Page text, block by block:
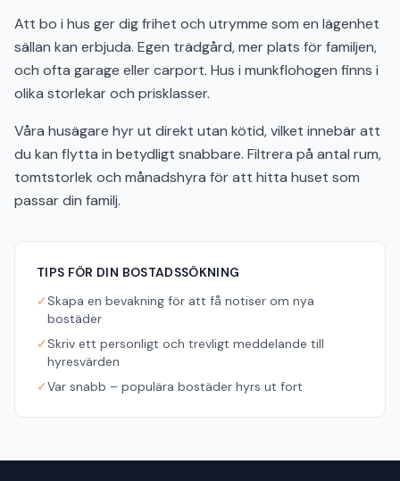
Att bo i hus ger dig frihet och utrymme som en lägenhet
sällan kan erbjuda. Egen trädgård, mer plats för familjen,
och ofta garage eller carport. Hus i munkflohogen finns i
olika storlekar och prisklasser.
Våra husägare hyr ut direkt utan kötid, vilket innebär att
du kan flytta in betydligt snabbare. Filtrera på antal rum,
tomtstorlek och månadshyra för att hitta huset som
passar din familj.
TIPS FÖR DIN BOSTADSSÖKNING
✓Skapa en bevakning för att få notiser om nya
bostäder
✓Skriv ett personligt och trevligt meddelande till
hyresvärden
✓Var snabb – populära bostäder hyrs ut fort